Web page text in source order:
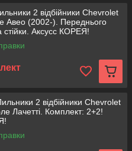
2 відбійники Chevrolet
Авео (2002-). Переднього
стійки. Аксусс КОРЕЯ!
2 відбійники Chevrolet
Лачетті. Комплект: 2+2!